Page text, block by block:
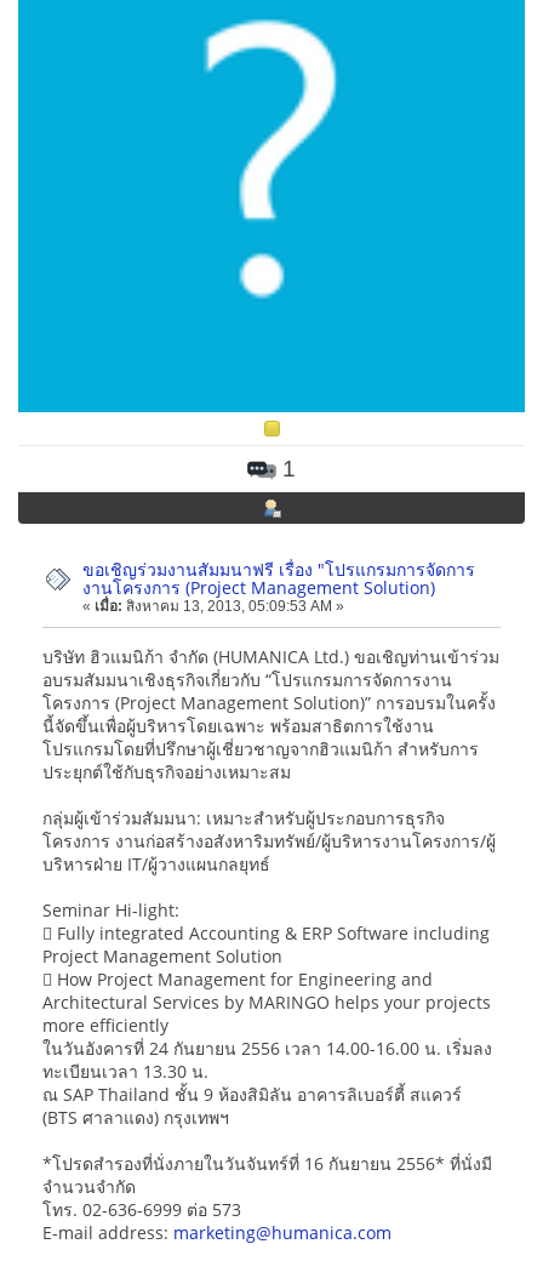
1
ขอเชิญร่วมงานสัมมนาฟรี เรื่อง "โปรแกรมการจัดการ
งานโครงการ (Project Management Solution)
« เมื่อ: สิงหาคม 13, 2013, 05:09:53 AM »
บริษัท ฮิวแมนิก้า จำกัด (HUMANICA Ltd.) ขอเชิญท่านเข้าร่วม
อบรมสัมมนาเชิงธุรกิจเกี่ยวกับ “โปรแกรมการจัดการงาน
โครงการ (Project Management Solution)” การอบรมในครั้ง
นี้จัดขึ้นเพื่อผู้บริหารโดยเฉพาะ พร้อมสาธิตการใช้งาน
โปรแกรมโดยที่ปรึกษาผู้เชี่ยวชาญจากฮิวแมนิก้า สำหรับการ
ประยุกต์ใช้กับธุรกิจอย่างเหมาะสม
กลุ่มผู้เข้าร่วมสัมมนา: เหมาะสำหรับผู้ประกอบการธุรกิจ
โครงการ งานก่อสร้างอสังหาริมทรัพย์/ผู้บริหารงานโครงการ/ผู้
บริหารฝ่าย IT/ผู้วางแผนกลยุทธ์
Seminar Hi-light:
 Fully integrated Accounting & ERP Software including
Project Management Solution
 How Project Management for Engineering and
Architectural Services by MARINGO helps your projects
more efficiently
ในวันอังคารที่ 24 กันยายน 2556 เวลา 14.00-16.00 น. เริ่มลง
ทะเบียนเวลา 13.30 น.
ณ SAP Thailand ชั้น 9 ห้องสิมิลัน อาคารลิเบอร์ตี้ สแควร์
(BTS ศาลาแดง) กรุงเทพฯ
*โปรดสำรองที่นั่งภายในวันจันทร์ที่ 16 กันยายน 2556* ที่นั่งมี
จำนวนจำกัด
โทร. 02-636-6999 ต่อ 573
E-mail address: marketing@humanica.com